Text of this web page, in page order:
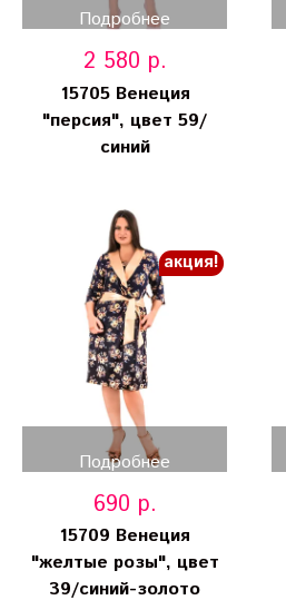
Подробнее
2 580 р.
15705 Венеция
"персия", цвет 59/
синий
Подробнее
акция!
690 р.
15709 Венеция
"желтые розы", цвет
39/синий-золото